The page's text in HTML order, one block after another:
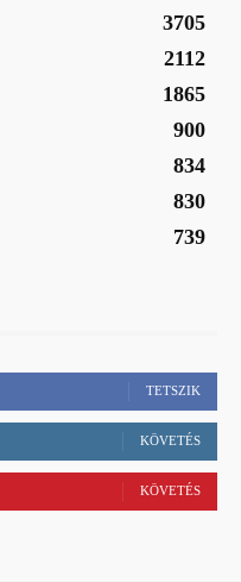
3705
2112
1865
900
834
830
739
TETSZIK
KÖVETÉS
KÖVETÉS